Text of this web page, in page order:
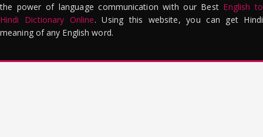
the power of language communication with our Best English to
Hindi Dictionary Online. Using this website, you can get Hindi
meaning of any English word.